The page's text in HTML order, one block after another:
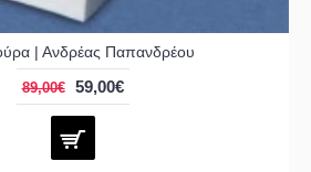
| Ανδρέας Παπανδρέου
89,00€ 59,00€